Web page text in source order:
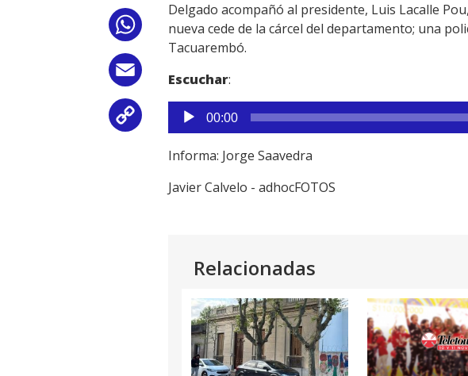
WhatsApp
Email
Link
Delgado acompañó al presidente, Luis Lacalle
nueva cede de la cárcel del departamento; una
Tacuarembó.
Escuchar:
Reproductor
de
audio
00:00
Informa: Jorge Saavedra
Javier Calvelo - adhocFOTOS
Relacionadas